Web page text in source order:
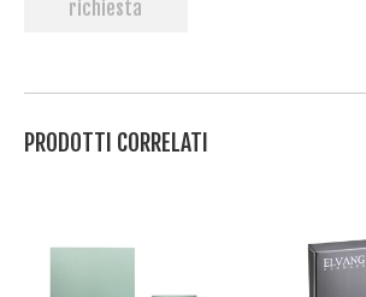
richiesta
PRODOTTI CORRELATI